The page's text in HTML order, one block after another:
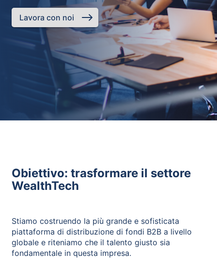
Lavora con noi
Obiettivo: trasformare il settore
WealthTech
Stiamo costruendo la più grande e sofisticata
piattaforma di distribuzione di fondi B2B a livello
globale e riteniamo che il talento giusto sia
fondamentale in questa impresa.